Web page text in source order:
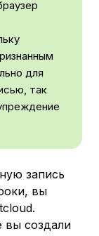
для
так
запись
вы
вы создали